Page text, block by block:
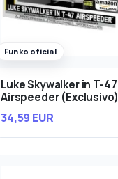
Funko oficial
Luke Skywalker in T-47
Airspeeder (Exclusivo)
34,59 EUR